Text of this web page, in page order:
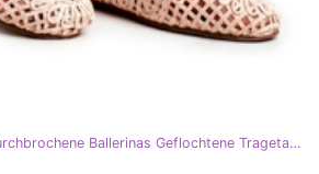
Lu Boo Damen Beige Durchbrochene Ballerinas Geflochtene Tragetasche